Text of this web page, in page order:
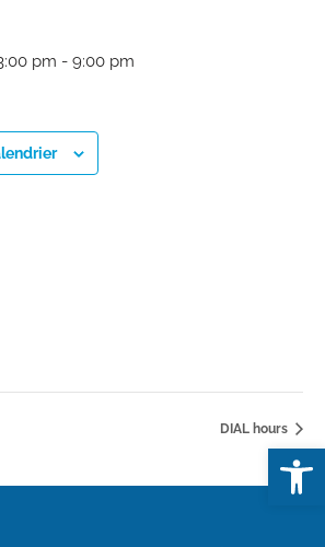
pm - 9:00 pm
DIAL hours